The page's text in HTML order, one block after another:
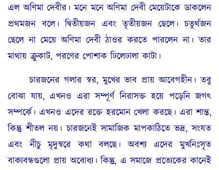
এল অণিমা দেবীর। মনে মনে অণিমা দেবী মেয়েটাকে ডাকলেন
প্রথমজন বলে। দ্বিতীয়জন এবং তৃতীয়জন ছেলে। চতুর্থজন
ছেলে না মেয়ে অণিমা দেবী ঠাওর করতে পারলেন না। তার
মাথায় ক্রুকাট, পরণের পোশাক ঢিলেঢালা কাটা।
চারজনের গলার স্বর, মুখের ভাব প্রায় আবেগহীন। তবু
বোঝা যায়, এখনও এরা সম্পূর্ণ নিরাসক্ত হয়ে পড়েনি জগৎ
সম্পর্কে। এখনও এদের রক্তে হরমোন খেলা করছে। এরা শান্ত,
কিন্তু শীতল নয়। চারজনেই সামাজিক মাপকাঠিতে ভদ্র, সংযত
এবং নীচু মৃদুস্বরে কথা বলছে। অবশ্য এদের মুখনিঃসৃত
বাক্যবন্ধগুলো প্রায় অবোধ্য। কিন্তু, এ সমাজে প্রত্যেকের কানেই